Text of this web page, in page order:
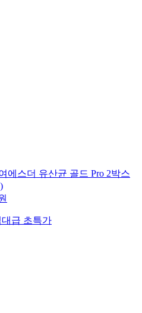
에스더 유산균 골드 Pro 2박스
급 초특가